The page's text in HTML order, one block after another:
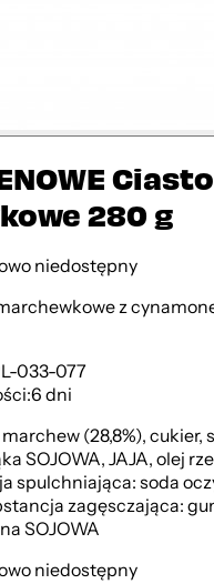
Ciasto
280 g
niedostępny
z
033-077
6 dni
marchew (28,8%), cukier,
SOJOWA, JAJA, olej
spulchniająca: soda
zagęsczająca:
SOJOWA
niedostępny